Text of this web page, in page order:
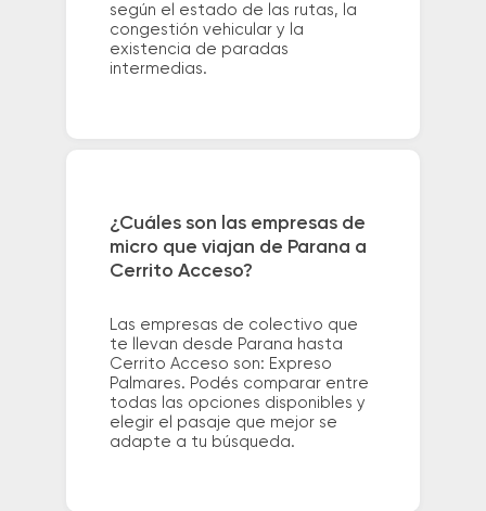
según el estado de las rutas, la
congestión vehicular y la
existencia de paradas
intermedias.
¿Cuáles son las empresas de
micro que viajan de Parana a
Cerrito Acceso?
Las empresas de colectivo que
te llevan desde Parana hasta
Cerrito Acceso son: Expreso
Palmares. Podés comparar entre
todas las opciones disponibles y
elegir el pasaje que mejor se
adapte a tu búsqueda.